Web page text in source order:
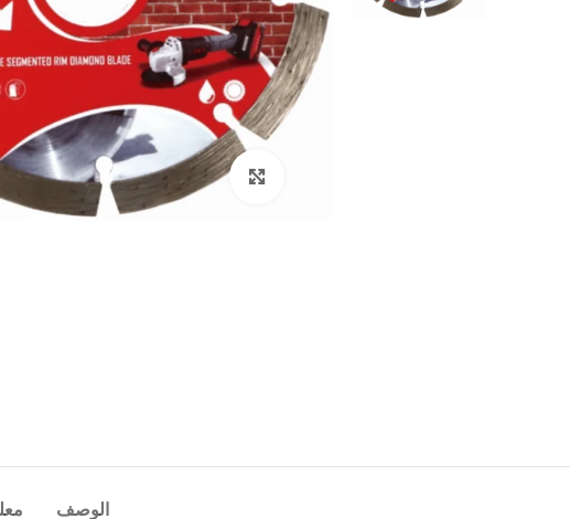
Click to enlarge
الوصف